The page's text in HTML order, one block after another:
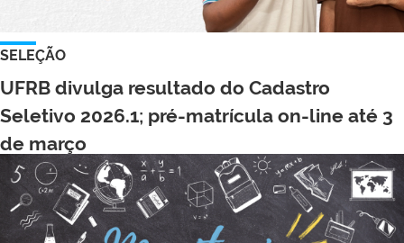
SELEÇÃO
UFRB divulga resultado do Cadastro
Seletivo 2026.1; pré-matrícula on-line até 3
de março